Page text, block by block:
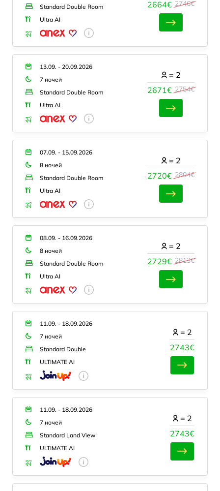
Standard Double Room
Ultra AI
2664€ 2746€
13.09. - 20.09.2026
7 ночей
Standard Double Room
Ultra AI
2671€ 2754€
= 2
07.09. - 15.09.2026
8 ночей
Standard Double Room
Ultra AI
2720€ 2804€
= 2
08.09. - 16.09.2026
8 ночей
Standard Double Room
Ultra AI
2729€ 2813€
= 2
11.09. - 18.09.2026
7 ночей
Standard Double
ULTIMATE AI
2743€
= 2
11.09. - 18.09.2026
7 ночей
Standard Land View
ULTIMATE AI
2743€
= 2